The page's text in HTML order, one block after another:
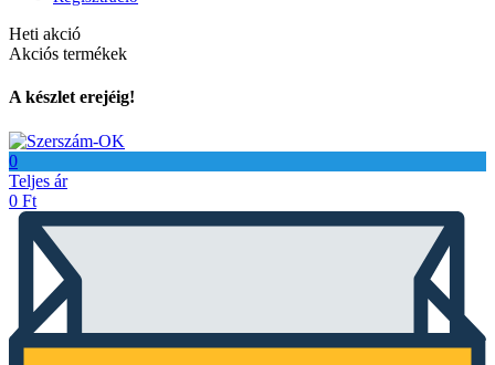
Heti akció
Akciós termékek
A készlet erejéig!
0
Teljes ár
0 Ft